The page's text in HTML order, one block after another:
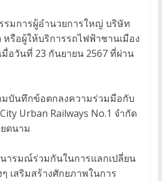
รมการผู้อำนวยการใหญ่ บริษัท
หรือผู้ให้บริการรถไฟฟ้าชานเมือง
มื่อวันที่ 23 กันยายน 2567 ที่ผ่าน
บันทึกข้อตกลงความร่วมมือกับ
Urban Railways No.1 จำกัด
ดนาม
นารมณ์ร่วมกันในการแลกเปลี่ยน
เสริมสร้างศักยภาพในการ